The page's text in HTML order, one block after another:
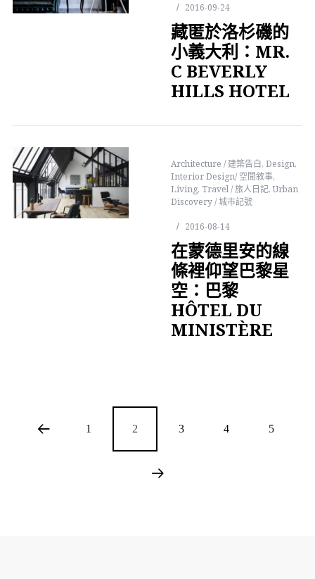
2016-09-24
藏匿於洛杉磯的
小義大利：MR.
C BEVERLY
HILLS HOTEL
Architecture / 建築告白, Design,
Interior Design/ 空間敘事,
Living, Travel / 旅人日記,Urban
Discovery / 城市記號
2016-08-14
在蒙德里安的線
條裡仰望巴黎星
空：巴黎
HÔTEL DU
MINISTÈRE
1 2 3 4 5